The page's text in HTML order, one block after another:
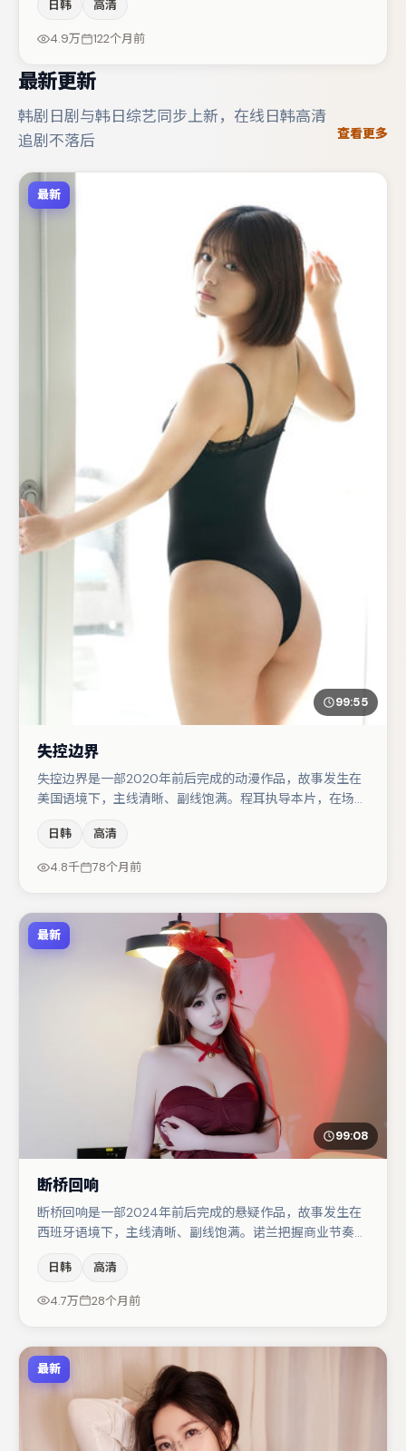
承担叙事驱动，白宇、大鹏分别提供反差与喜剧/悬疑调剂
（视场次而定）。节奏紧凑、反转有度，值得列入片单。
日韩 高清
4.9万 122个月前
最新更新
韩剧日剧与韩日综艺同步上新，在线日韩高清
追剧不落后
查看更多
最新
99:55
失控边界
失控边界是一部2020年前后完成的动漫作品，故事发生在
美国语境下，主线清晰、副线饱满。程耳执导本片，在场面
演阵容包括雷佳音、赵丽颖、杨幂等，角色动机前后呼应，
适合喜欢抠台词与伏笔的观众。整体完成度较高，适合周末
一口气追完。
日韩 高清
4.8千 78个月前
最新
99:08
断桥回响
断桥回响是一部2024年前后完成的悬疑作品，故事发生在
西班牙语境下，主线清晰、副线饱满。诺兰把握商业节奏的
在片中承担叙事驱动，孔刘、黄渤分别提供反差与喜剧/悬
疑调剂（视场次而定）。整体完成度较高，适合周末一口气
日韩 高清
4.7万 28个月前
最新